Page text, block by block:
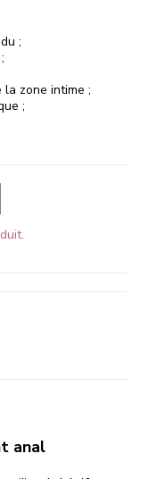
;
zone intime ;
;
anal